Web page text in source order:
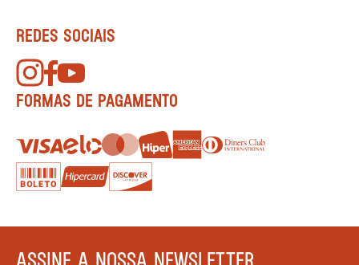
REDES SOCIAIS
FORMAS DE PAGAMENTO